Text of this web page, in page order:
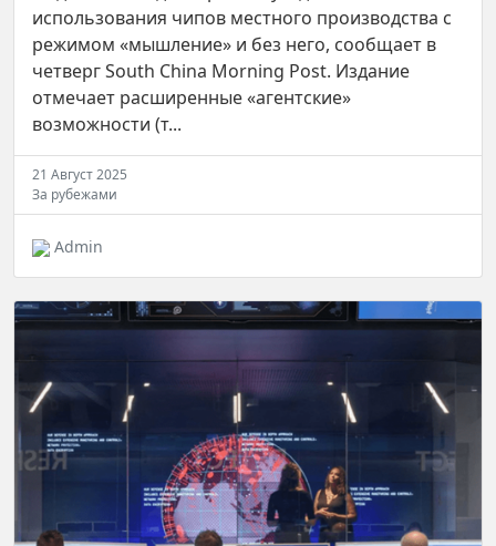
использования чипов местного производства с
режимом «мышление» и без него, сообщает в
четверг South China Morning Post. Издание
отмечает расширенные «агентские»
возможности (т...
21 Август 2025
За рубежами
Admin